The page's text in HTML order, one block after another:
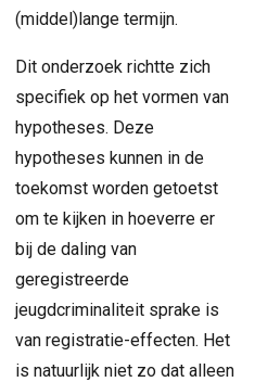
(middel)lange termijn.
Dit onderzoek richtte zich
specifiek op het vormen van
hypotheses. Deze
hypotheses kunnen in de
toekomst worden getoetst
om te kijken in hoeverre er
bij de daling van
geregistreerde
jeugdcriminaliteit sprake is
van registratie-effecten. Het
is natuurlijk niet zo dat alleen